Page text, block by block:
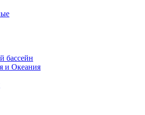
бассейн
и Океания